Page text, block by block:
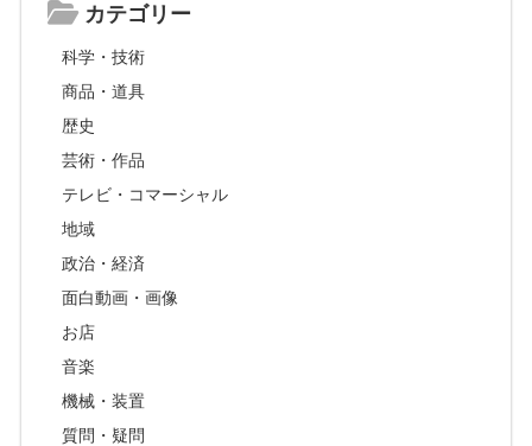
カテゴリー
科学・技術
商品・道具
歴史
芸術・作品
テレビ・コマーシャル
地域
政治・経済
面白動画・画像
お店
音楽
機械・装置
質問・疑問